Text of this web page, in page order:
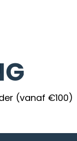
(vanaf €100)